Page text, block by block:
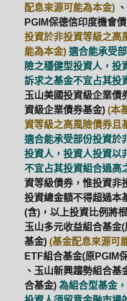
配息來源可能為本金)
PGIM保德信印度機會
投資於非投資等級之高
能為本金) 適合能承受
險之穩健型投資人，投
訴求之基金不宜占其投
玉山美國投資級企業債
資級企業債券基金) (本
資等級之高風險債券且
適合能承受部份投資於
投資人，投資人投資以
不宜占其投資組合過高
資等級債券，惟投資非
投資總金額不得超過本
(含)，以上投資比例將
玉山多元收益組合基金
基金) (基金配息來源可
ETF組合基金(原PGIM
、玉山新興趨勢組合基
合基金) 為組合型基金